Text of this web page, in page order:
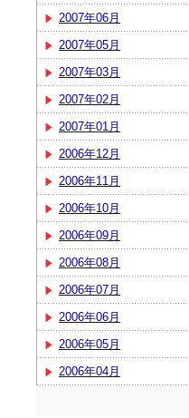
2007年06月
2007年05月
2007年03月
2007年02月
2007年01月
2006年12月
2006年11月
2006年10月
2006年09月
2006年08月
2006年07月
2006年06月
2006年05月
2006年04月